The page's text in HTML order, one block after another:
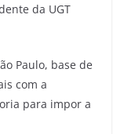
da UGT
Paulo, base de
com a
para impor a